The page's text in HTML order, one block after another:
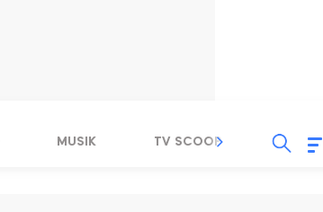
MUSIK TV SCOOP LIRIK